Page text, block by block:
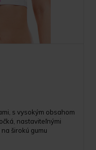
s vysokým obsahom
nastaviteľnými
širokú gumu